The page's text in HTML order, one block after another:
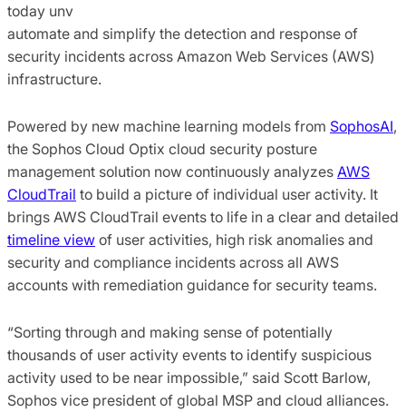
today unveiled advancements to
automate and simplify the detection and response of
security incidents across Amazon Web Services (AWS)
infrastructure.
Powered by new machine learning models from SophosAI,
the Sophos Cloud Optix cloud security posture
management solution now continuously analyzes AWS
CloudTrail to build a picture of individual user activity. It
brings AWS CloudTrail events to life in a clear and detailed
timeline view of user activities, high risk anomalies and
security and compliance incidents across all AWS
accounts with remediation guidance for security teams.
“Sorting through and making sense of potentially
thousands of user activity events to identify suspicious
activity used to be near impossible,” said Scott Barlow,
Sophos vice president of global MSP and cloud alliances.